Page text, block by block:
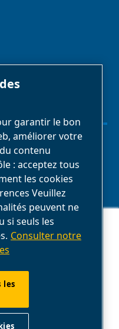
Ces cookies sont
la manière dont vous
de nous souvenir
afin d'améliorer et de
ainsi que pour
sur les cookies que nous
pas suivies lors de votre
dans votre navigateur
être suivi.
garantir le bon
améliorer votre
contenu
: acceptez tous
les cookies
Veuillez
peuvent ne
si seuls les
Consulter notre
les